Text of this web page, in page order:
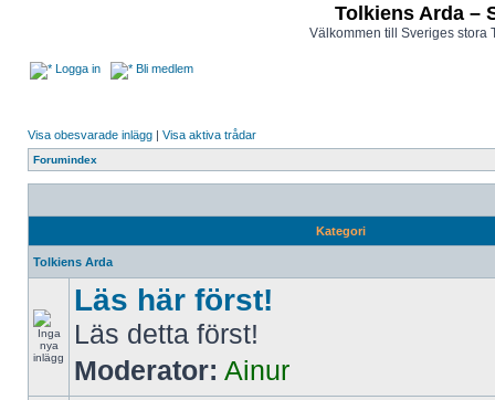
Tolkiens Arda –
Välkommen till Sveriges stora
Logga in Bli medlem
Visa obesvarade inlägg | Visa aktiva trådar
Forumindex
Kategori
Tolkiens Arda
Läs här först!
Läs detta först!
Moderator: Ainur